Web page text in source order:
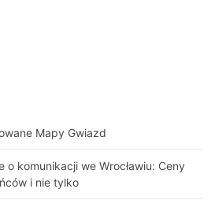
Mapy Gwiazd
o komunikacji we Wrocławiu: Ceny
i nie tylko